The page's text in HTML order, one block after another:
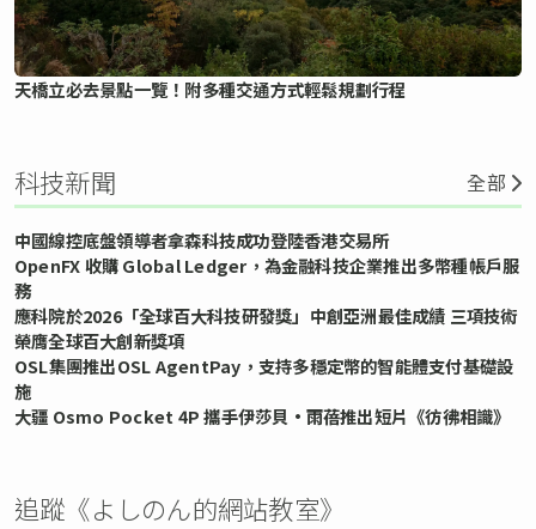
天橋立必去景點一覽！附多種交通方式輕鬆規劃行程
科技新聞 全部
中國線控底盤領導者拿森科技成功登陸香港交易所
OpenFX 收購 Global Ledger，為金融科技企業推出多幣種帳戶服
務
應科院於2026「全球百大科技研發獎」中創亞洲最佳成績 三項技術
榮膺全球百大創新獎項
OSL集團推出OSL AgentPay，支持多穩定幣的智能體支付基礎設
施
大疆 Osmo Pocket 4P 攜手伊莎貝•雨蓓推出短片《彷彿相識》
追蹤《よしのん的網站教室》